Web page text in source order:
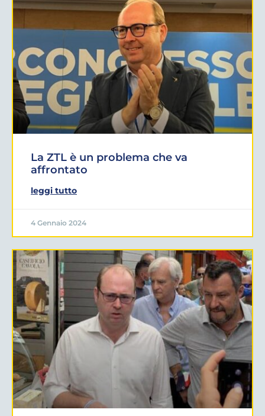
La ZTL è un problema che va
affrontato
leggi tutto
4 Gennaio 2024